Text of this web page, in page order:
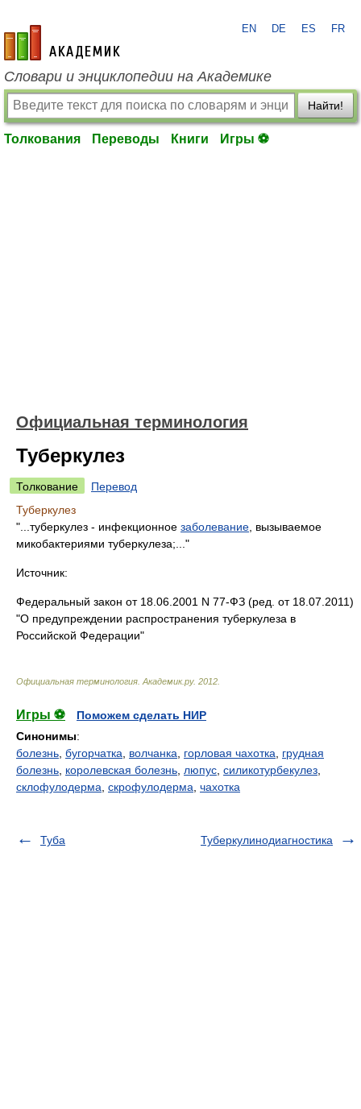
academic.ru
EN DE ES FR
Словари и энциклопедии на Академике
Найти!
Толкования Переводы Книги Игры ⚽
Официальная терминология
Туберкулез
Толкование
Перевод
Туберкулез
"...туберкулез - инфекционное заболевание , вызываемое
микобактериями туберкулеза;..."
Источник:
Федеральный закон от 18.06.2001 N 77-ФЗ (ред. от 18.07.2011)
"О предупреждении распространения туберкулеза в
Российской Федерации"
Официальная терминология Академик.ру. 2012
Игры ⚽
Поможем сделать НИР
Синонимы:
болезнь бугорчатка волчанка горловая чахотка
грудная
болезнь королевская болезнь люпус силикотурбекулез
склофулодерма скрофулодерма чахотка
Туба Туберкулинодиагностика